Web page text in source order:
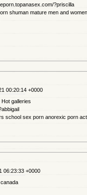
?priscilla
shuman mature men and
00:20:14 +0000
galleries
school sex porn anorexic porn
06:23:33 +0000